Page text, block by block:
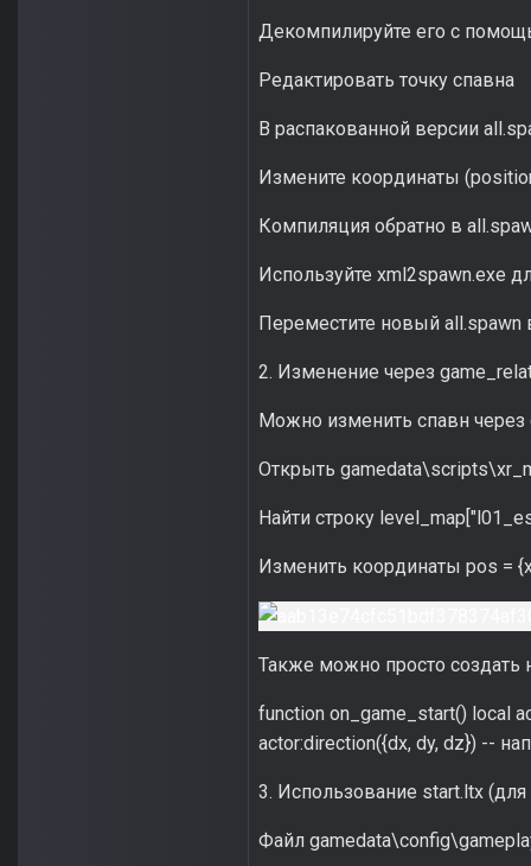
Декомпилируйте его с
Редактировать точку спавна
В распакованной версии
Измените координаты
Компиляция обратно в
Используйте xml2spawn.exe
Переместите новый all.spawn
2. Изменение через
Можно изменить спавн через
Открыть
Найти строку
Изменить координаты pos =
Также можно просто создать
function on_game_start() local
actor:direction({dx, dy, dz}) --
3. Использование start.ltx
Файл